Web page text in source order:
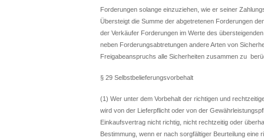
Forderungen solange einzuziehen, wie er seiner
Übersteigt die Summe der abgetretenen Forderungen
der Verkäufer Forderungen im Werte des
neben Forderungsabtretungen andere Arten von
Freigabeanspruchs alle Sicherheiten zusammen zu
§ 29 Selbstbelieferungsvorbehalt
(1) Wer unter dem Vorbehalt der richtigen und
wird von der Lieferpflicht oder von der
Einkaufsvertrag nicht richtig, nicht rechtzeitig oder
Bestimmung, wenn er nach sorgfältiger Beurteilung